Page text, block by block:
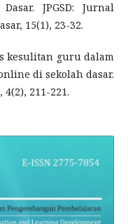
JPGSD: Jurnal
15(1), 23-32.
kesulitan guru dalam
di sekolah dasar.
211-221.